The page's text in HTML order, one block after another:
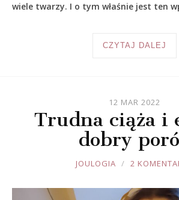
wiele twarzy. I o tym właśnie jest ten
CZYTAJ DALEJ
12 MAR 2022
Trudna ciąża i
dobry
JOULE
JOULOGIA 2